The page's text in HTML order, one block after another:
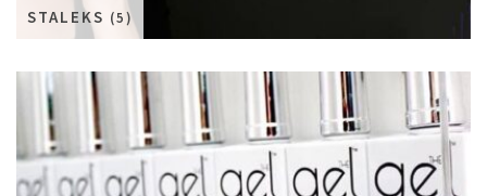
STALEKS (5)